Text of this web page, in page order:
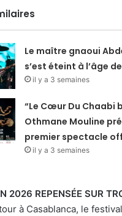
Le maître gnaoui
s’est éteint à l’âge
il y a 3 semaines
“Le Cœur Du Chaabi
Othmane Mouline
premier spectacle
il y a 3 semaines
2026 REPENSÉE SUR
à Casablanca, le